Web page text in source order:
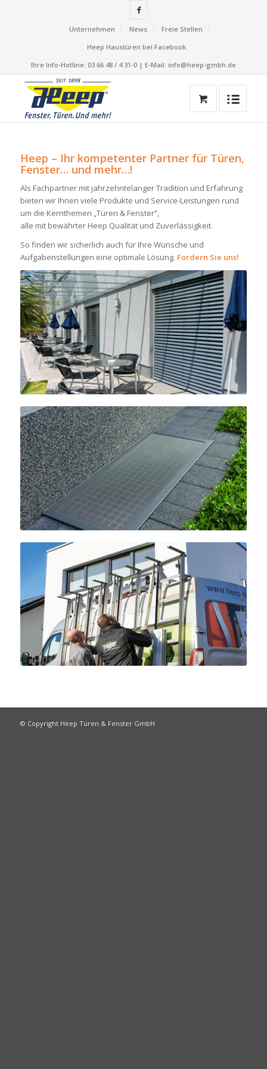
Unternehmen News
Freie Stellen
Heep Haustüren bei Facebook
Ihre Info-Hotline: 03 66 48 / 4 31-0 | E-Mail: info@heep-gmbh.de
Heep – Ihr kompetenter Partner für Türen,
Fenster… und mehr…!
Als Fachpartner mit jahrzehntelanger Tradition und Erfahrung
bieten wir Ihnen viele Produkte und Service-Leistungen rund
um die Kernthemen „Türen & Fenster“,
alle mit bewährter Heep Qualität und Zuverlässigkeit.
So finden wir sicherlich auch für Ihre Wünsche und
Aufgabenstellungen eine optimale Lösung. Fordern Sie uns!
Rollladen & Sonnenschutz
Insektenschutz
Service & Montage
© Copyright Heep Türen & Fenster GmbH